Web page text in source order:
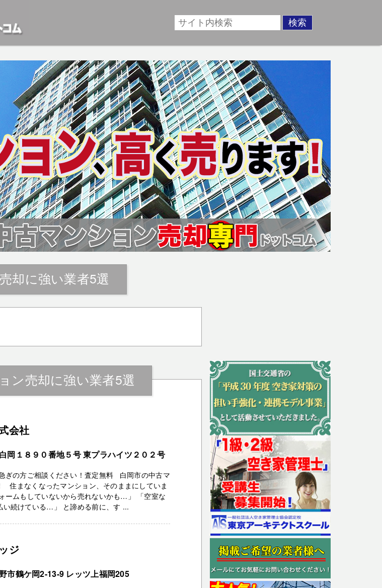
を買います。一般的に「売却」は時間はかかるが相場に準じた売却金額、「買取」は短期ではあるが相場より
ださい。マンション、アパート、相続不動産など不動産売却のお悩みを全国の専門家が解決致します！
却に強い業者5選
ン売却に強い業者5選
会社
岡１８９０番地５号 東プラハイツ２０２号
ぎの方ご相談ください！査定無料 白岡市の中古マ
住まなくなったマンション、そのままにしていま
ームもしていないから売れないかも…」 「空室な
い続けている…」 と諦める前に、す ...
ジ
市鶴ケ岡2-13-9 レッツ上福岡205